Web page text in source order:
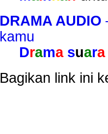
DRAMA AUDIO
kamu
Drama suara
Bagikan link ini